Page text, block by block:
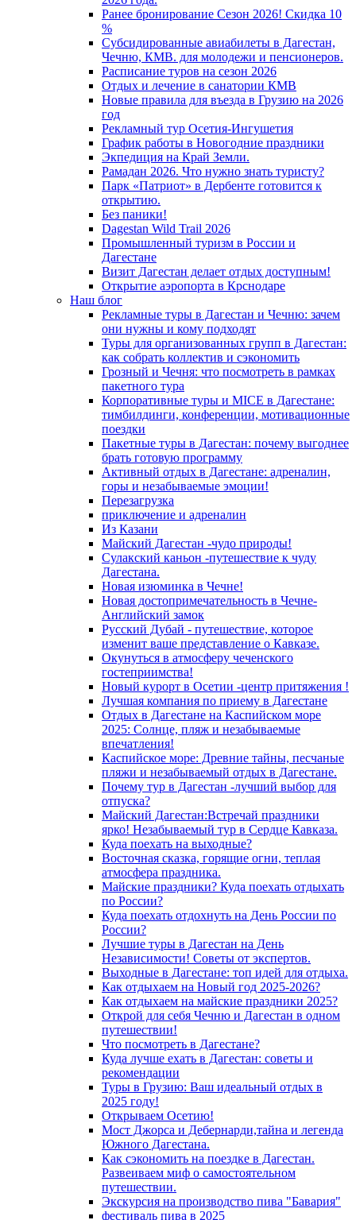
Ранее бронирование Сезон 2026! Скидка 10
%
Субсидированные авиабилеты в Дагестан,
Чечню, КМВ. для молодежи и пенсионеров.
Расписание туров на сезон 2026
Отдых и лечение в санатории КМВ
Новые правила для въезда в Грузию на 2026
год
Рекламный тур Осетия-Ингушетия
График работы в Новогодние праздники
Экпедиция на Край Земли.
Рамадан 2026. Что нужно знать туристу?
Парк «Патриот» в Дербенте готовится к
открытию.
Без паники!
Dagestan Wild Trail 2026
Промышленный туризм в России и
Дагестане
Визит Дагестан делает отдых доступным!
Открытие аэропорта в Крснодаре
Наш блог
Рекламные туры в Дагестан и Чечню: зачем
они нужны и кому подходят
Туры для организованных групп в Дагестан:
как собрать коллектив и сэкономить
Грозный и Чечня: что посмотреть в рамках
пакетного тура
Корпоративные туры и MICE в Дагестане:
тимбилдинги, конференции, мотивационные
поездки
Пакетные туры в Дагестан: почему выгоднее
брать готовую программу
Активный отдых в Дагестане: адреналин,
горы и незабываемые эмоции!
Перезагрузка
приключение и адреналин
Из Казани
Майский Дагестан -чудо природы!
Сулакский каньон -путешествие к чуду
Дагестана.
Новая изюминка в Чечне!
Новая достопримечательность в Чечне-
Английский замок
Русский Дубай - путешествие, которое
изменит ваше представление о Кавказе.
Окунуться в атмосферу чеченского
гостеприимства!
Новый курорт в Осетии -центр притяжения !
Лучшая компания по приему в Дагестане
Отдых в Дагестане на Каспийском море
2025: Солнце, пляж и незабываемые
впечатления!
Каспийское море: Древние тайны, песчаные
пляжи и незабываемый отдых в Дагестане.
Почему тур в Дагестан -лучший выбор для
отпуска?
Майский Дагестан:Встречай праздники
ярко! Незабываемый тур в Сердце Кавказа.
Куда поехать на выходные?
Восточная сказка, горящие огни, теплая
атмосфера праздника.
Майские праздники? Куда поехать отдыхать
по России?
Куда поехать отдохнуть на День России по
России?
Лучшие туры в Дагестан на День
Независимости! Советы от экспертов.
Выходные в Дагестане: топ идей для отдыха.
Как отдыхаем на Новый год 2025-2026?
Как отдыхаем на майские праздники 2025?
Открой для себя Чечню и Дагестан в одном
путешествии!
Что посмотреть в Дагестане?
Куда лучше ехать в Дагестан: советы и
рекомендации
Туры в Грузию: Ваш идеальный отдых в
2025 году!
Открываем Осетию!
Мост Джорса и Дебернарди,тайна и легенда
Южного Дагестана.
Как сэкономить на поездке в Дагестан.
Развеиваем миф о самостоятельном
путешествии.
Экскурсия на производство пива "Бавария"
фестиваль пива в 2025